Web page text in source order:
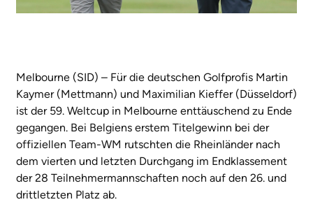
Melbourne (SID) – Für die deutschen Golfprofis Martin
Kaymer (Mettmann) und Maximilian Kieffer (Düsseldorf)
ist der 59. Weltcup in Melbourne enttäuschend zu Ende
gegangen. Bei Belgiens erstem Titelgewinn bei der
offiziellen Team-WM rutschten die Rheinländer nach
dem vierten und letzten Durchgang im Endklassement
der 28 Teilnehmermannschaften noch auf den 26. und
drittletzten Platz ab.